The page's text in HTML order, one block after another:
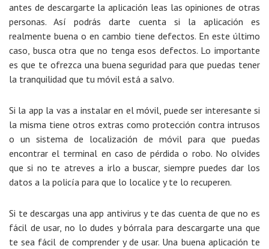
antes de descargarte la aplicación leas las opiniones de otras
personas. Así podrás darte cuenta si la aplicación es
realmente buena o en cambio tiene defectos. En este último
caso, busca otra que no tenga esos defectos. Lo importante
es que te ofrezca una buena seguridad para que puedas tener
la tranquilidad que tu móvil está a salvo.
Si la app la vas a instalar en el móvil, puede ser interesante si
la misma tiene otros extras como protección contra intrusos
o un sistema de localización de móvil para que puedas
encontrar el terminal en caso de pérdida o robo. No olvides
que si no te atreves a irlo a buscar, siempre puedes dar los
datos a la policía para que lo localice y te lo recuperen.
Si te descargas una app antivirus y te das cuenta de que no es
fácil de usar, no lo dudes y bórrala para descargarte una que
te sea fácil de comprender y de usar. Una buena aplicación te